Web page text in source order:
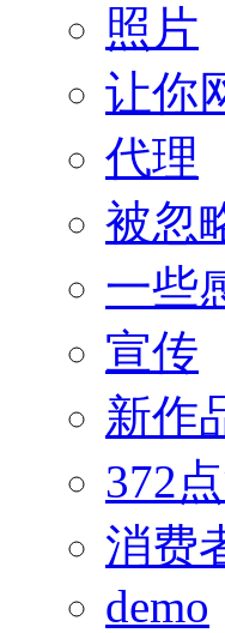
照片
让你
代理
被忽
一些
宣传
新作
372
消费
demo